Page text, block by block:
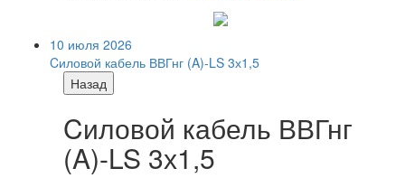
10 июля 2026
Cиловой кабель ВВГнг (A)-LS 3х1,5
Назад
Cиловой кабель ВВГнг
(A)-LS 3х1,5